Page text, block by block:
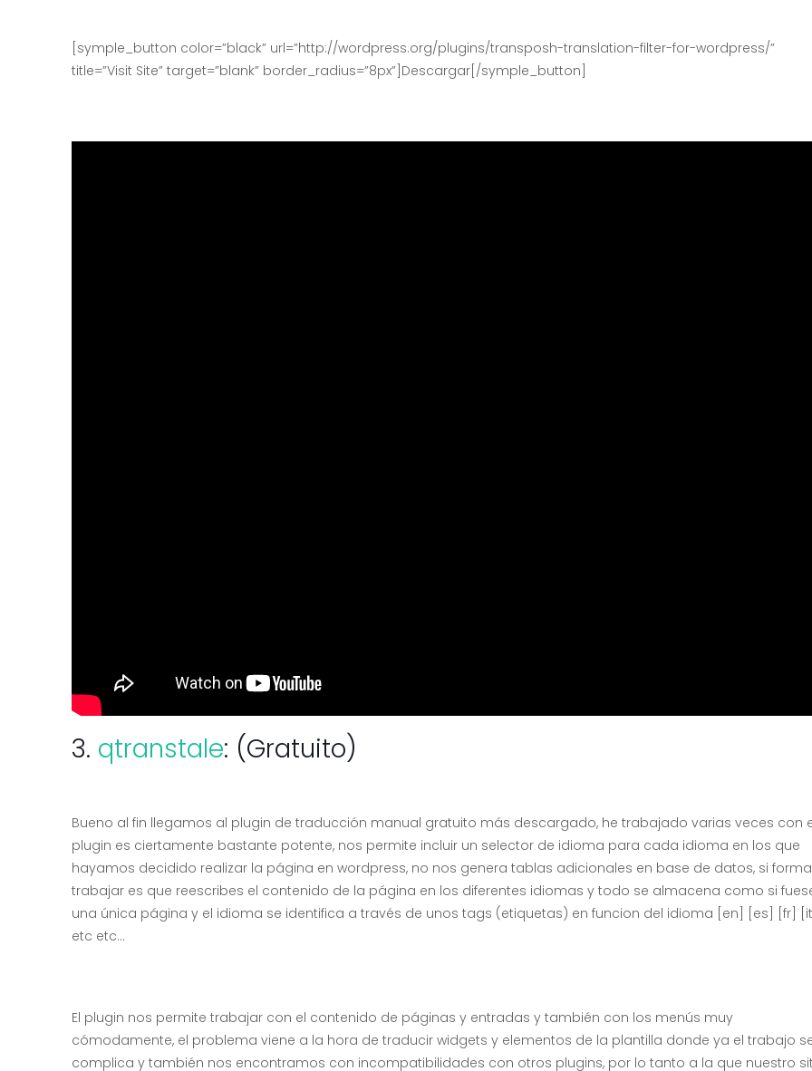
[symple_button color=”black” url=”http://wordpress.org/plugins/transposh-translation-filter-for-wordpress/”
title=”Visit Site” target=”blank” border_radius=”8px”]Descargar[/symple_button]
3. qtranstale: (Gratuito)
Bueno al fin llegamos al plugin de traducción manual gratuito más descargado, he trabajado varias veces con
plugin es ciertamente bastante potente, nos permite incluir un selector de idioma para cada idioma en los que
hayamos decidido realizar la página en wordpress, no nos genera tablas adicionales en base de datos, si
trabajar es que reescribes el contenido de la página en los diferentes idiomas y todo se almacena como si
una única página y el idioma se identifica a través de unos tags (etiquetas) en funcion del idioma [en] [es] [fr]
etc etc…
El plugin nos permite trabajar con el contenido de páginas y entradas y también con los menús muy
cómodamente, el problema viene a la hora de traducir widgets y elementos de la plantilla donde ya el trabajo
complica y también nos encontramos con incompatibilidades con otros plugins, por lo tanto a la que nuestro